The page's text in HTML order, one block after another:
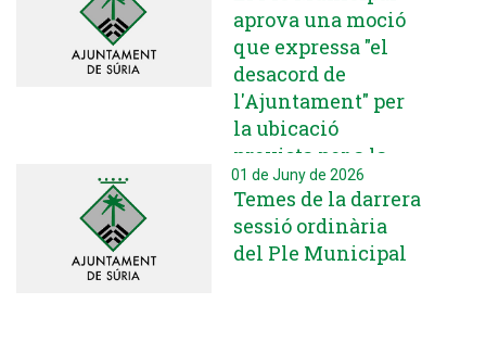
aprova una moció
que expressa "el
desacord de
l'Ajuntament" per
la ubicació
prevista per a la
planta de biogàs de
Sant Mateu de
Bages
01 de Juny de 2026
Temes de la darrera
sessió ordinària
del Ple Municipal